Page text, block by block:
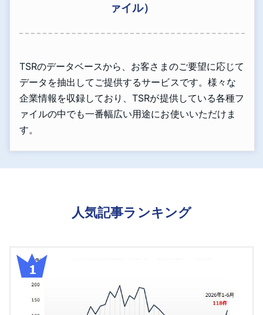
ァイル）
TSRのデータベースから、お客さまのご要望に応じて
データを抽出してご提供するサービスです。様々な
企業情報を収録しており、TSRが提供している各種フ
ァイルの中でも一番幅広い用途にお使いいただけま
す。
人気記事ランキング